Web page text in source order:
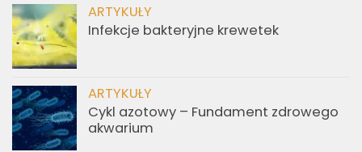
ARTYKUŁY
Infekcje bakteryjne krewetek
ARTYKUŁY
Cykl azotowy – Fundament zdrowego
akwarium